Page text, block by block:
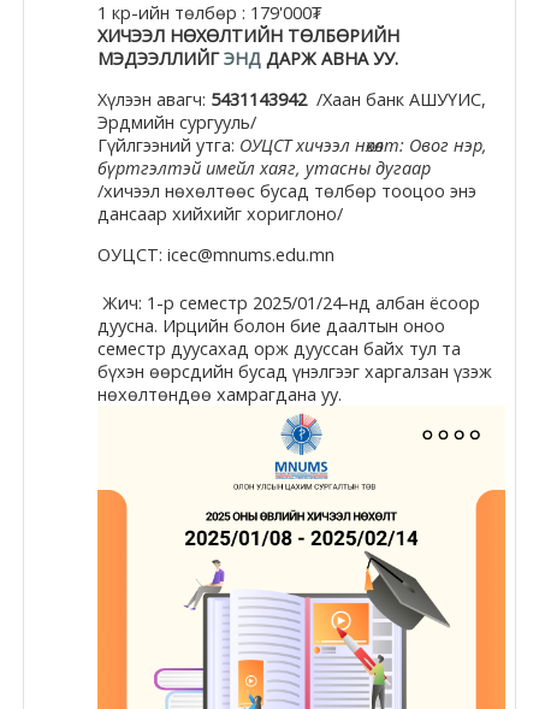
Moodle
development
Moodle
Docs
1 кр-ийн төлбөр : 179'000₮
ХИЧЭЭЛ НӨХӨЛТИЙН ТӨЛБӨРИЙН
МЭДЭЭЛЛИЙГЭНД ДАРЖ АВНА УУ.
Хүлээн авагч: 5431143942/Хаан банк АШУҮИС,
Эрдмийн сургууль/
Гүйлгээний утга: ОУЦСТ хичээл нөхөлт: Овог нэр,
бүртгэлтэй имейл хаяг, утасны дугаар
/хичээл нөхөлтөөс бусад төлбөр тооцоо энэ
дансаар хийхийг хориглоно/
ОУЦСТ: icec@mnums.edu.mn
Жич: 1-р семестр 2025/01/24-нд албан ёсоор
дуусна. Ирцийн болон бие даалтын оноо
семестр дуусахад орж дууссан байх тул та
бүхэн өөрсдийн бусад үнэлгээг харгалзан үзэж
нөхөлтөндөө хамрагдана уу.